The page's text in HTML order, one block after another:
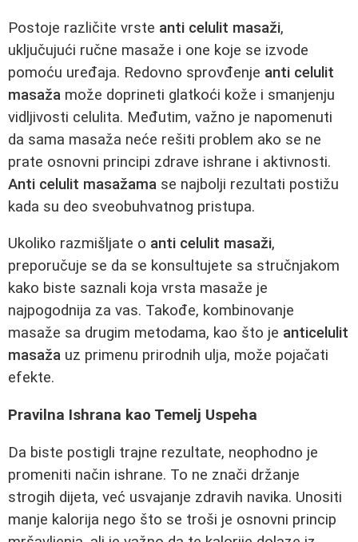
Postoje različite vrste anti celulit masaži,
uključujući ručne masaže i one koje se izvode
pomoću uređaja. Redovno sprovđenje anti celulit
masaža može doprineti glatkoći kože i smanjenju
vidljivosti celulita. Međutim, važno je napomenuti
da sama masaža neće rešiti problem ako se ne
prate osnovni principi zdrave ishrane i aktivnosti.
Anti celulit masažama se najbolji rezultati postižu
kada su deo sveobuhvatnog pristupa.
Ukoliko razmišljate o anti celulit masaži,
preporučuje se da se konsultujete sa stručnjakom
kako biste saznali koja vrsta masaže je
najpogodnija za vas. Takođe, kombinovanje
masaže sa drugim metodama, kao što je anticelulit
masaža uz primenu prirodnih ulja, može pojačati
efekte.
Pravilna Ishrana kao Temelj Uspeha
Da biste postigli trajne rezultate, neophodno je
promeniti način ishrane. To ne znači držanje
strogih dijeta, već usvajanje zdravih navika. Unositi
manje kalorija nego što se troši je osnovni princip